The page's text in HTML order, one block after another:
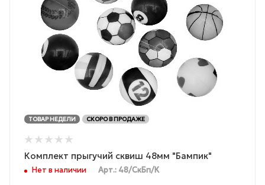
ТОВАР НЕДЕЛИ СКОРО В ПРОДАЖЕ
Комплект прыгучий сквиш 48мм "Бампик"
Нет в наличии Арт.: 48/СкБп/К